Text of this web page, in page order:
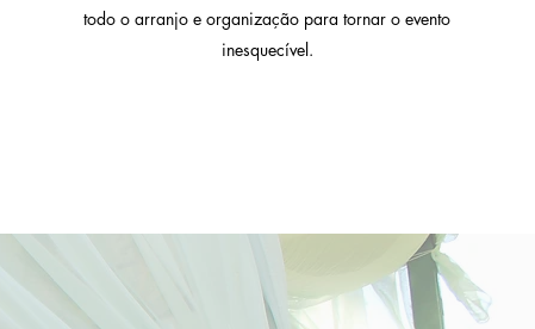
todo o arranjo e organização para tornar o evento
inesquecível.